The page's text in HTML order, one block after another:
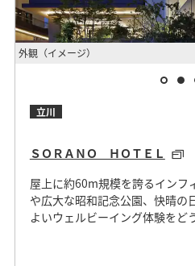
外観（イメージ）
立川
ＳＯＲＡＮＯ ＨＯＴＥＬ
屋上に約60m規模を誇るインフ
や広大な昭和記念公園、快晴の
よいウェルビーイング体験をど